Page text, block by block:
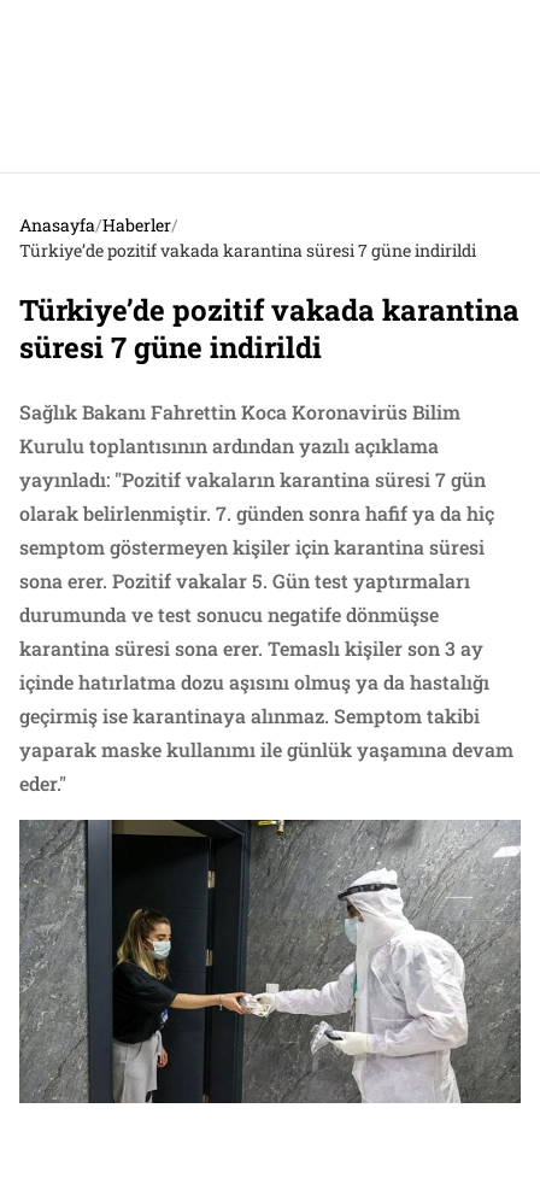
Anasayfa/Haberler/
Türkiye’de pozitif vakada karantina süresi 7 güne indirildi
Türkiye’de pozitif vakada karantina
süresi 7 güne indirildi
Sağlık Bakanı Fahrettin Koca Koronavirüs Bilim
Kurulu toplantısının ardından yazılı açıklama
yayınladı: "Pozitif vakaların karantina süresi 7 gün
olarak belirlenmiştir. 7. günden sonra hafif ya da hiç
semptom göstermeyen kişiler için karantina süresi
sona erer. Pozitif vakalar 5. Gün test yaptırmaları
durumunda ve test sonucu negatife dönmüşse
karantina süresi sona erer. Temaslı kişiler son 3 ay
içinde hatırlatma dozu aşısını olmuş ya da hastalığı
geçirmiş ise karantinaya alınmaz. Semptom takibi
yaparak maske kullanımı ile günlük yaşamına devam
eder."